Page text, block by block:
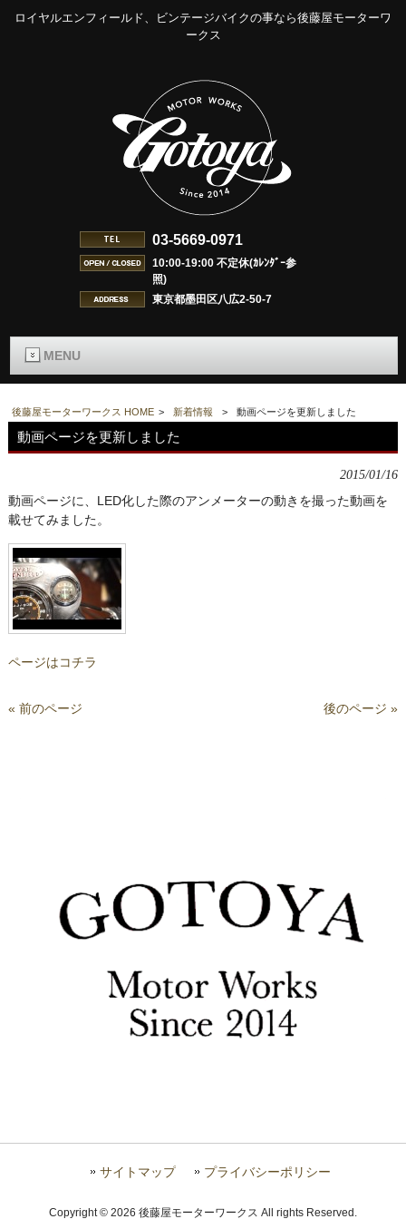
ロイヤルエンフィールド、ビンテージバイクの事なら後藤屋モーターワ
ークス
03-5669-0971
10:00-19:00 不定休(ｶﾚﾝﾀﾞｰ参
照)
東京都墨田区八広2-50-7
MENU
後藤屋モーターワークス HOME > 新着情報 > 動画ページを更新しました
動画ページを更新しました
2015/01/16
動画ページに、LED化した際のアンメーターの動きを撮った動画を
載せてみました。
ページはコチラ
« 前のページ 後のページ »
サイトマップ プライバシーポリシー
Copyright © 2026 後藤屋モーターワークス All rights Reserved.